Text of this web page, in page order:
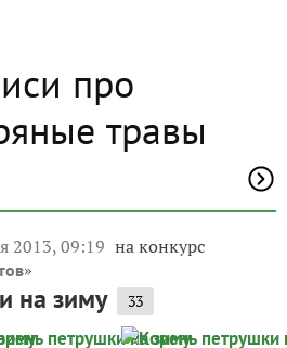
про
травы
2013, 09:19 на конкурс
»
на зиму 33